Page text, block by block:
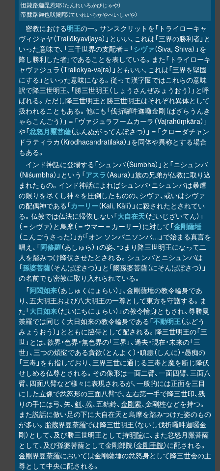
怛隷路迦毘惹耶（たんれいろかびじゃや）
帝隸路迦也吠闍耶（ていれいろかやべいしゃや）
密教における明王の一。サンスクリットを「トライローキャ
ヴィジャヤ（Trailōkyavijaya）」といい、これは「三界の勝利者」と
いった意味で、「三千世界の支配者＝「シヴァ（Siva, Shiva）」を
降し勝利した者」であることを表している。また「トライローキ
ャヴァジュラ（Trailokya-vajra）」ともいい、これは「三界を堅固
にする」といった意味になる。従って漢字圏ではこれらの意味
訳で降三世明王、「勝三世明王（しょうさんぜみょうおう）」と呼
ばれる。ただし降三世明王と勝三世明王はそれぞれ異体として
扱われることもある。他にも「伐折囉吽迦囉金剛（ばざらうんき
ゃらこんごう）」＝「ヴァジュラフームカーラ（Vajrahūṃkāra）」
や「忿怒月黶菩薩（ふんぬがってんぼさつ）」＝「クローダチャン
ドラティラカ（Krodhacandratilaka）」を同体や異称とする場合
もある。
インド神話に登場する「シュンバ（Śumbha）」と「ニシュンバ
（Niśumbha）」という「アスラ （Asura）」族の兄弟が仏教に取り込
まれたもの。インド神話によればシュンバ・ニシュンバは暴虐
の限りを尽くし神々を圧倒したものの、シヴァ、或いはシヴァ
の配偶神である「カーリー（Kali, Kālī）」に殺されたとされてい
る。仏教では仏法に帰依しない「大自在天（だいじざいてん）」
（＝シヴァ）と烏摩（＝ウマー＝カーリー）に対して「金剛薩埵
（こんごうさった）」が「オン ソンバニソンバ…」で始まる真言を
唱え、「阿修羅（あしゅら）」の姿、つまり降三世明王になって二
人を踏みつけ降伏させたとされる。シュンバとニシュンバは
「孫婆菩薩（そんばぼさつ）」と「爾孫婆菩薩（にそんばぼさつ）」
の名前でも密教に取り入れられている。
「阿閦如来（あしゅくにょらい）」、金剛薩埵の教令輪身であ
り、五大明王および八大明王の一尊として東方を守護する。ま
た「大日如来（だいにちにょらい）」の教令輪身ともされ、尊勝曼
荼羅では同じく大日如来の教令輪身である「不動明王（ふどう
みょうおう）」とともに脇侍として配される。降三世明王の「三
世」とは、欲界・色界・無色界の「三界」、過去・現在・未来の「三
世」、三つの煩悩である貪欲（とんよく）・瞋恚（しんに）・愚痴の
「三毒」をも指しており、三界三世に通じる三毒と魔を断じ降伏
せしめる仏尊とされる。その像形は一面二臂、一面四臂、三面八
臂、四面八臂など様々に表現されるが、一般的には正面を三目
にした立像で忿怒形の三面八臂で、左右第一手で降三世印、残
りの手には弓、矢、剣、戟、五鈷鈴、金剛索、金剛杵などを持つ。
また説話に倣い足の下に大自在天と烏摩を踏みつけた姿のもの
が多い。 胎蔵界曼荼羅では降三世明王（ないし伐折囉吽迦囉金
剛）として、及び勝三世明王として持明院に、また忿怒月黶菩薩
として、及び孫婆菩薩として金剛部院（金剛手院）に配される。
金剛界曼荼羅においては金剛薩埵の忿怒身として降三世会の主
尊として中央に配される。